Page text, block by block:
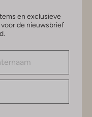
en exclusieve
de nieuwsbrief